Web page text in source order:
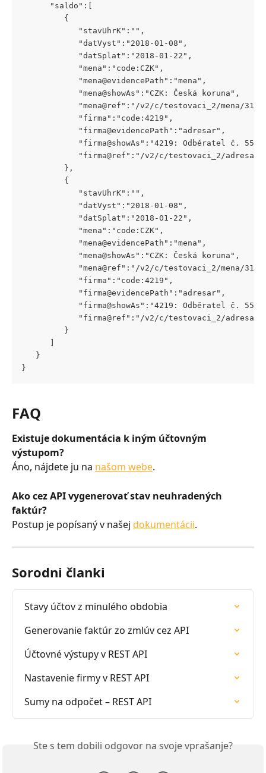
      "saldo":[
         {
            "stavUhrK":"",
            "datVyst":"2018-01-08",
            "datSplat":"2018-01-22",
            "mena":"code:CZK",
            "mena@evidencePath":"mena",
            "mena@showAs":"CZK: Česká koruna",
"mena@ref":"/v2/c/testovaci_2/mena/
            "firma":"code:4219",
            "firma@evidencePath":"adresar",
            "firma@showAs":"4219: Odběratel č. 55",
"firma@ref":"/v2/c/testovaci_2/adresar/
         },
         {
            "stavUhrK":"",
            "datVyst":"2018-01-08",
            "datSplat":"2018-01-22",
            "mena":"code:CZK",
            "mena@evidencePath":"mena",
            "mena@showAs":"CZK: Česká koruna",
"mena@ref":"/v2/c/testovaci_2/mena/
            "firma":"code:4219",
            "firma@evidencePath":"adresar",
            "firma@showAs":"4219: Odběratel č. 55",
"firma@ref":"/v2/c/testovaci_2/adresar/
         }
      ]
   }
}
FAQ
Existuje dokumentácia k iným účtovným
výstupom?
Áno, nájdete ju na našom webe.
Ako cez API vygenerovať stav neuhradených
faktúr?
Postup je popísaný v našej dokumentácii.
Sorodni članki
Stavy účtov z minulého obdobia
Generovanie faktúr zo zmlúv cez API
Účtovné výstupy v REST API
Nastavenie firmy v REST API
Sumy na odpočet – REST API
Ste s tem dobili odgovor na svoje vprašanje?